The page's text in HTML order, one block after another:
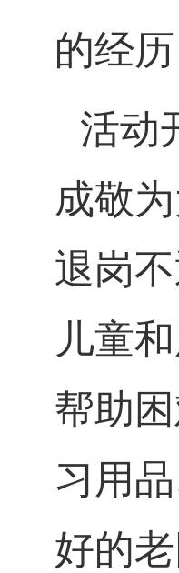
的经
活动
成敬
退岗
儿童
帮助困
习用
好的